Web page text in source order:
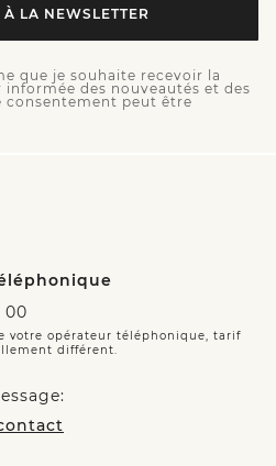
LA NEWSLETTER
que je souhaite recevoir la
des nouveautés et des
consentement peut être
00
votre opérateur téléphonique, tarif
différent.